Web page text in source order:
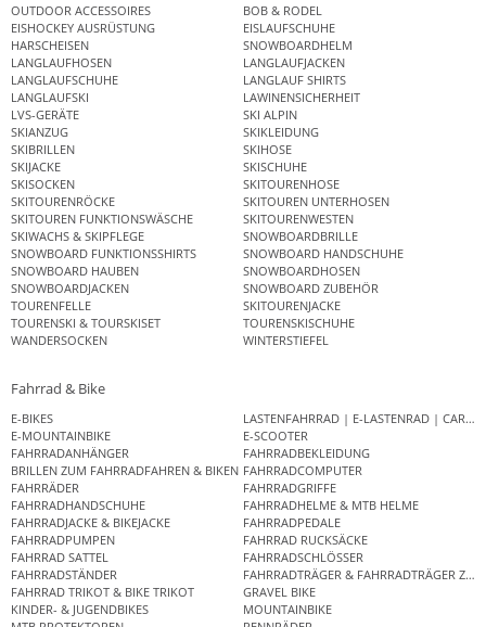
OUTDOOR ACCESSOIRES
BOB & RODEL
EISHOCKEY AUSRÜSTUNG
EISLAUFSCHUHE
HARSCHEISEN
SNOWBOARDHELM
LANGLAUFHOSEN
LANGLAUFJACKEN
LANGLAUFSCHUHE
LANGLAUF SHIRTS
LANGLAUFSKI
LAWINENSICHERHEIT
LVS-GERÄTE
SKI ALPIN
SKIANZUG
SKIKLEIDUNG
SKIBRILLEN
SKIHOSE
SKIJACKE
SKISCHUHE
SKISOCKEN
SKITOURENHOSE
SKITOURENRÖCKE
SKITOUREN UNTERHOSEN
SKITOUREN FUNKTIONSWÄSCHE
SKITOURENWESTEN
SKIWACHS & SKIPFLEGE
SNOWBOARDBRILLE
SNOWBOARD FUNKTIONSSHIRTS
SNOWBOARD HANDSCHUHE
SNOWBOARD HAUBEN
SNOWBOARDHOSEN
SNOWBOARDJACKEN
SNOWBOARD ZUBEHÖR
TOURENFELLE
SKITOURENJACKE
TOURENSKI & TOURSKISET
TOURENSKISCHUHE
WANDERSOCKEN
WINTERSTIEFEL
Fahrrad & Bike
E-BIKES
LASTENFAHRRAD | E-LASTENRAD |
E-MOUNTAINBIKE
E-SCOOTER
FAHRRADANHÄNGER
FAHRRADBEKLEIDUNG
BRILLEN ZUM FAHRRADFAHREN & BIKEN FAHRRADCOMPUTER
FAHRRÄDER
FAHRRADGRIFFE
FAHRRADHANDSCHUHE
FAHRRADHELME & MTB HELME
FAHRRADJACKE & BIKEJACKE
FAHRRADPEDALE
FAHRRADPUMPEN
FAHRRAD RUCKSÄCKE
FAHRRAD SATTEL
FAHRRADSCHLÖSSER
FAHRRADSTÄNDER
FAHRRADTRÄGER & FAHRRADTRÄGER
FAHRRAD TRIKOT & BIKE TRIKOT
GRAVEL BIKE
KINDER- & JUGENDBIKES
MOUNTAINBIKE